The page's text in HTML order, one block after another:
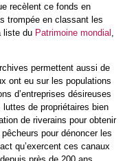
recèlent ce fonds en
trompée en classant les
liste du Patrimoine mondial
permettent aussi de
ont eu sur les populations
d’entreprises désireuses
de propriétaires bien
de riverains pour obtenir
pour dénoncer les
qu’exercent ces canaux